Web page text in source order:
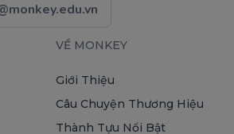
VỀ MONKEY
Giới Thiệu
Câu Chuyện Thương Hiệu
Thành Tựu Nổi Bật